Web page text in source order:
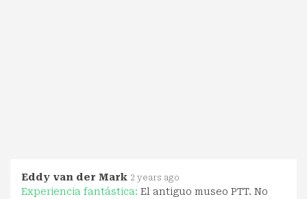
Eddy van der Mark 2 years ago
Experiencia fantástica: El antiguo museo PTT. No